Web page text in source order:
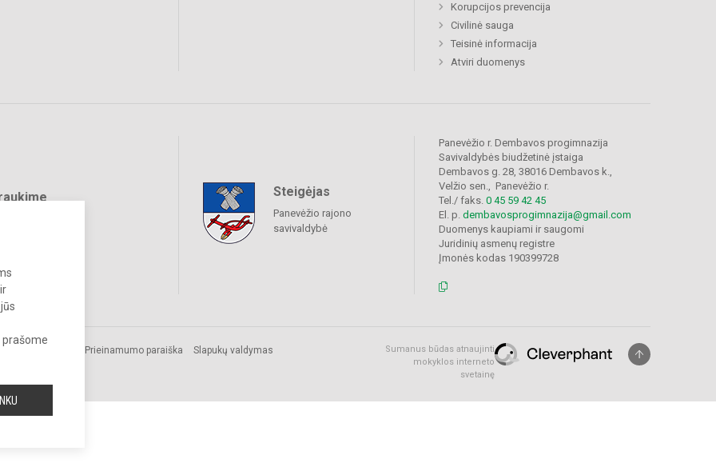
prašome
Korupcijos prevencija
Civilinė sauga
Teisinė informacija
Atviri duomenys
Steigėjas
Panevėžio rajono
savivaldybė
Panevėžio r. Dembavos progimnazija
Savivaldybės biudžetinė įstaiga
Dembavos g. 28, 38016 Dembavos k.,
Velžio sen., Panevėžio r.
Tel./ faks. 0 45 59 42 45
El. p. dembavosprogimnazija@gmail.com
Duomenys kaupiami ir saugomi
Juridinių asmenų registre
Įmonės kodas 190399728
Prieinamumo paraiška Slapukų valdymas
Sumanus būdas atnaujinti
mokyklos interneto
svetainę